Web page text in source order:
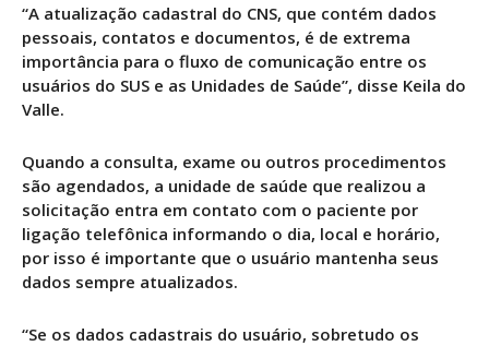
“A atualização cadastral do CNS, que contém dados
pessoais, contatos e documentos, é de extrema
importância para o fluxo de comunicação entre os
usuários do SUS e as Unidades de Saúde”, disse Keila do
Valle.
Quando a consulta, exame ou outros procedimentos
são agendados, a unidade de saúde que realizou a
solicitação entra em contato com o paciente por
ligação telefônica informando o dia, local e horário,
por isso é importante que o usuário mantenha seus
dados sempre atualizados.
“Se os dados cadastrais do usuário, sobretudo os